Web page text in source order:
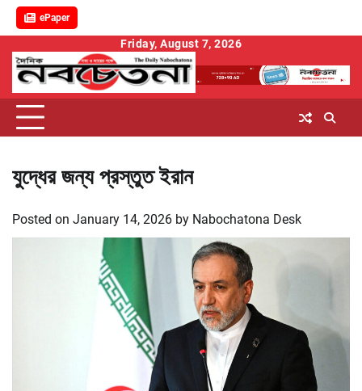
ePaper
content
Friday, August 7, 2026
যুদ্ধের জন্য প্রস্তুত ইরান
Posted on January 14, 2026 by Nabochatona Desk